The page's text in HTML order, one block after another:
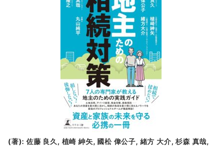
(著): 佐藤 良久, 植崎 紳矢, 國松 偉公子, 緒方 大介, 杉森 真哉,